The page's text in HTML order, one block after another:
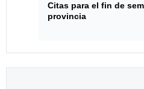
Citas para el fin de
provincia